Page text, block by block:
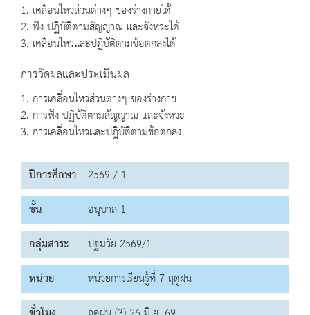
1. เคลื่อนไหวส่วนต่างๆ ของร่างกายได้
2. ฟัง ปฏิบัติตามสัญญาณ และจังหวะได้
3. เคลื่อนไหวและปฏิบัติตามข้อตกลงได้
การวัดผลและประเมินผล
1. การเคลื่อนไหวส่วนต่างๆ ของร่างกาย
2. การฟัง ปฏิบัติตามสัญญาณ และจังหวะ
3. การเคลื่อนไหวและปฏิบัติตามข้อตกลง
ปีการศึกษา 2569 / 1
ชั้น
อนุบาล 1
กลุ่มสาระ
ปฐมวัย 2569/1
หน่วย
หน่วยการเรียนรู้ที่ 7 ฤดูฝน